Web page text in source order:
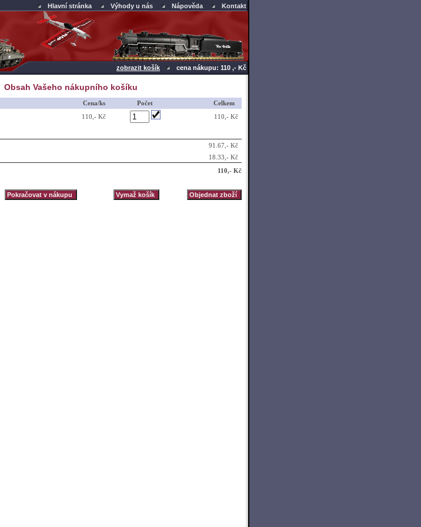
Hlavní stránka Výhody u nás Nápověda Kontakt
zobrazit košík cena nákupu: 110 ,- Kč
Obsah Vašeho nákupního košíku
Cena/ks Počet
Celkem
110,- Kč 110,- Kč
91.67,- Kč
18.33,- Kč
110,- Kč